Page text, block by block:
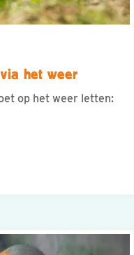
het weer
op het weer letten: